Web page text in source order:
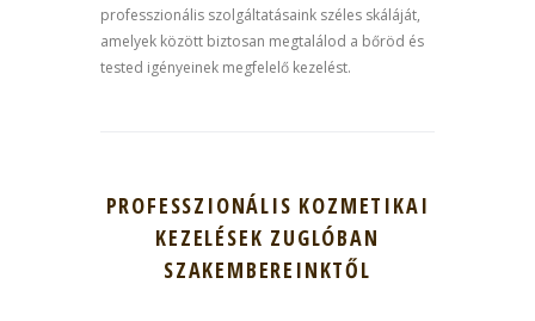
professzionális szolgáltatásaink széles skáláját,
amelyek között biztosan megtalálod a bőröd és
tested igényeinek megfelelő kezelést.
PROFESSZIONÁLIS KOZMETIKAI
KEZELÉSEK ZUGLÓBAN
SZAKEMBEREINKTŐL